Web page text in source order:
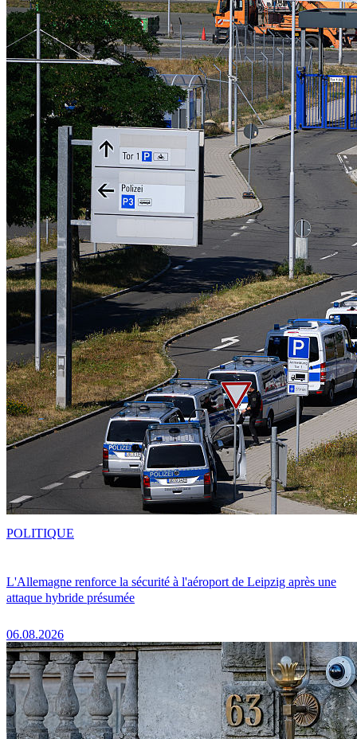
L'Allemagne renforce la sécurité à l'aéroport de Leipzig après une
attaque hybride présumée
06.08.2026
POLITIQUE